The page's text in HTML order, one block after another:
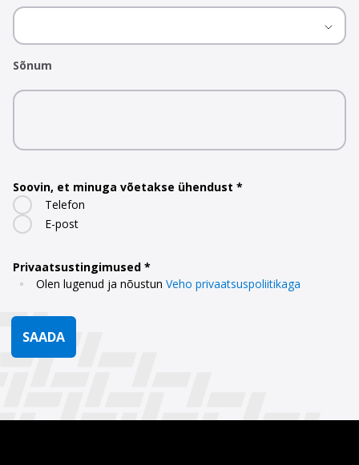
Sõnum
Soovin, et minuga võetakse ühendust
Telefon
E-post
Privaatsustingimused
Olen lugenud ja nõustun Veho privaatsuspoliitikaga
SAADA